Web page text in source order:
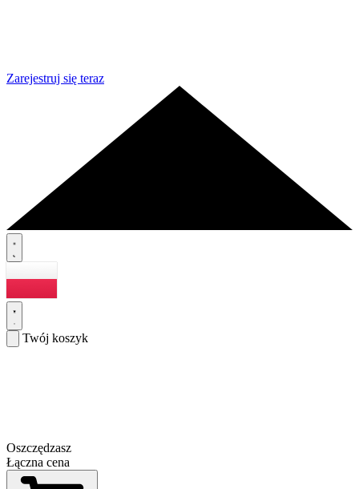
Zarejestruj się teraz
Twój koszyk
Oszczędzasz
Łączna cena